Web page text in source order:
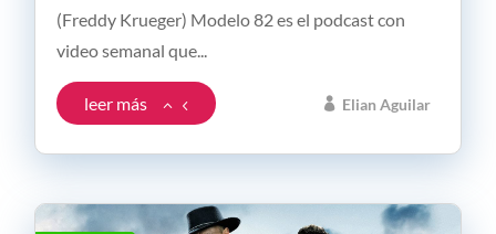
Elian Aguilar
(Freddy Krueger) Modelo 82 es el podcast con
video semanal que...
leer más